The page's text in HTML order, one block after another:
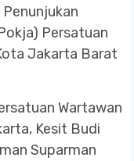
Persatuan
Jakarta Barat
Wartawan
Kesit Budi
Suparman